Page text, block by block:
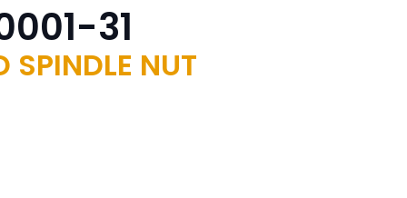
31
SPINDLE NUT